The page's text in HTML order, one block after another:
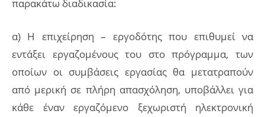
παρακάτω διαδικασία:
α) Η επιχείρηση – εργοδότης που επιθυμεί να
εντάξει εργαζομένους του στο πρόγραμμα, των
οποίων οι συμβάσεις εργασίας θα μετατραπούν
από μερική σε πλήρη απασχόληση, υποβάλλει για
κάθε έναν εργαζόμενο ξεχωριστή ηλεκτρονική